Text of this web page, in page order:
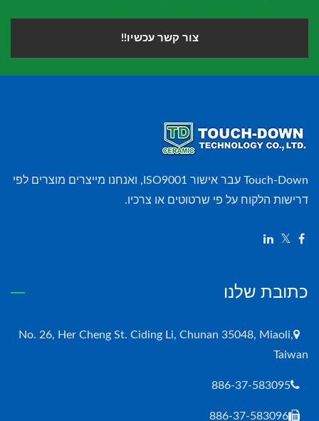
צור קשר עכשיו!!
Touch-Down עבר אישור ISO9001, ואנחנו מייצרים מוצרים לפי
דרישות הלקוח על פי שרטוטים או צרכיו.
כתובת שלנו
No. 26, Her Cheng St. Ciding Li, Chunan 35048, Miaoli,
Taiwan
886-37-583095
886-37-583096